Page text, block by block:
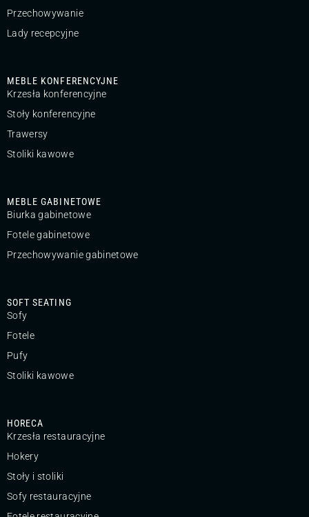
Przechowywanie
Lady recepcyjne
MEBLE KONFERENCYJNE
Krzesła konferencyjne
Stoły konferencyjne
Trawersy
Stoliki kawowe
MEBLE GABINETOWE
Biurka gabinetowe
Fotele gabinetowe
Przechowywanie gabinetowe
SOFT SEATING
Sofy
Fotele
Pufy
Stoliki kawowe
HORECA
Krzesła restauracyjne
Hokery
Stoły i stoliki
Sofy restauracyjne